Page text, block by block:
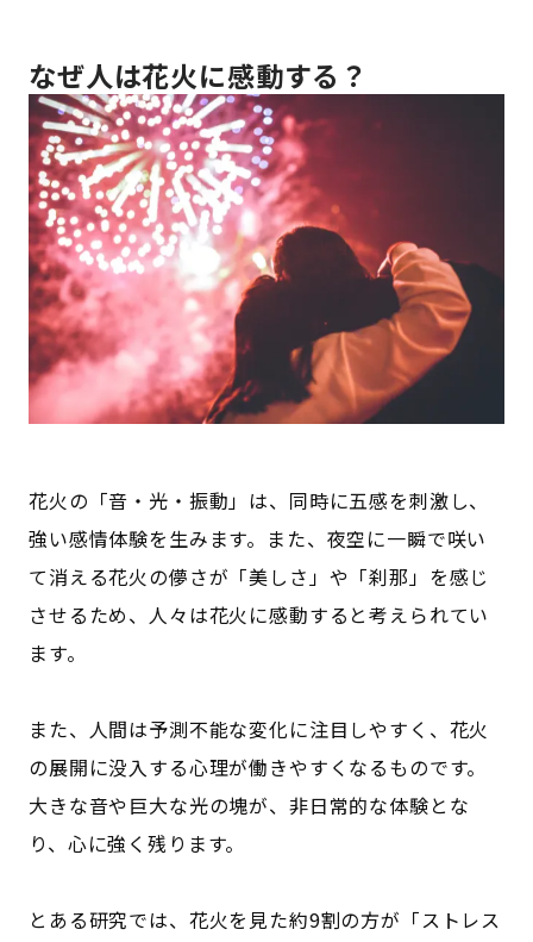
なぜ人は花火に感動する？
花火の「音・光・振動」は、同時に五感を刺激し、
強い感情体験を生みます。また、夜空に一瞬で咲い
て消える花火の儚さが「美しさ」や「刹那」を感じ
させるため、人々は花火に感動すると考えられてい
ます。
また、人間は予測不能な変化に注目しやすく、花火
の展開に没入する心理が働きやすくなるものです。
大きな音や巨大な光の塊が、非日常的な体験とな
り、心に強く残ります。
とある研究では、花火を見た約9割の方が「ストレス